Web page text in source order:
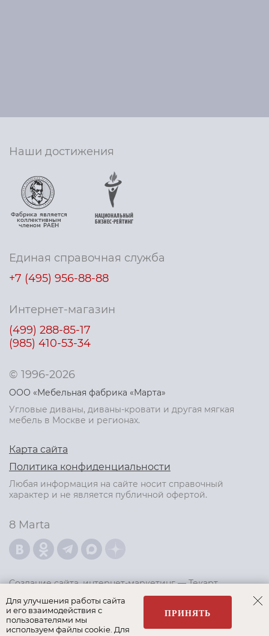
Наши достижения
Единая справочная служба
+7 (495) 956-88-88
Интернет-магазин
(499) 288-85-17
(985) 410-53-34
© 1996-2026
ООО «Мебельная фабрика «Марта»
Угловые диваны, диваны-кровати и другая мягкая
мебель в Москве и регионах.
Карта сайта
Политика конфиденциальности
Любая информация на сайте носит справочный
характер и не является публичной офертой.
8 Marta
Создание сайта,интернет-маркетинг—Текарт.
Для улучшения работы сайта
и его взаимодействия с
пользователями мы
используем файлы cookie. Для
ПРИНЯТЬ